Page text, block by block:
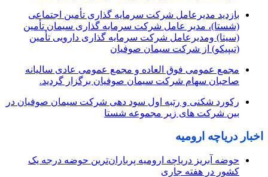
بازدید مدیرعامل شرکت سرمایه گذاری تأمین اجتماعی
(شستا)، مدیر عامل شرکت سرمایه گذاری سیمان تأمین
(سیتا) ومدیرعامل شرکت سرمایه گذاری دارویی تأمین
(تیپیکو) از شرکت سیمان صوفیان
مجمع عمومی فوق العاده و مجمع عمومی عادی سالیانه
صاحبان سهام شرکت سیمان صوفیان برگزار گردید.
رکورد شکنی و رتبه اول سود دهی شرکت سیمان صوفیان در
بین شرکت های زیر مجموعه شستا
اخبار دریاچه ارومیه
حوضه آبریز دریاچه ارومیه پرباران‌ترین حوضه‌ درجه یک
کشور در هفته جاری